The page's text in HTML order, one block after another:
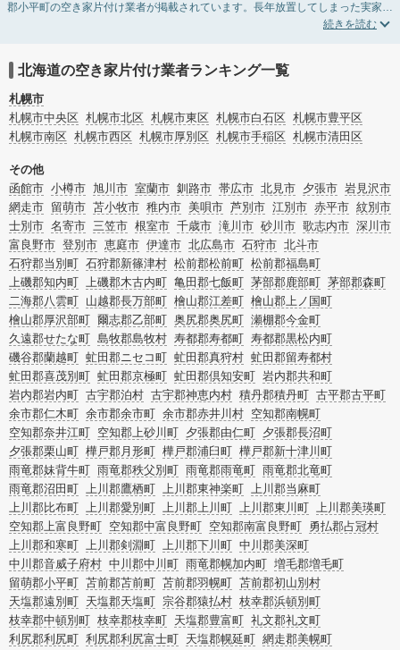
郡小平町の空き家片付け業者が掲載されています。長年放置してしまった実家の
片付けや、相続したが住む予定のない親の家の不用品の処分・回収・引き取りま
み条件を利用し検索してみましょう。
また家一軒まるごとの掃除方法・空家対策特別措置法の法改正に伴う空き家の片
付けについての情報も豊富です。
北海道の空き家片付け業者ランキング一覧
札幌市
札幌市中央区 札幌市北区 札幌市東区 札幌市白石区 札幌市豊平区
札幌市南区 札幌市西区 札幌市厚別区 札幌市手稲区 札幌市清田区
その他
函館市 小樽市 旭川市 室蘭市 釧路市 帯広市 北見市 夕張市 岩見沢市
網走市 留萌市 苫小牧市 稚内市 美唄市 芦別市 江別市 赤平市 紋別市
士別市 名寄市 三笠市 根室市 千歳市 滝川市 砂川市 歌志内市 深川市
富良野市 登別市 恵庭市 伊達市 北広島市 石狩市 北斗市
石狩郡当別町 石狩郡新篠津村 松前郡松前町 松前郡福島町
上磯郡知内町 上磯郡木古内町 亀田郡七飯町 茅部郡鹿部町 茅部郡森町
二海郡八雲町 山越郡長万部町 檜山郡江差町 檜山郡上ノ国町
檜山郡厚沢部町 爾志郡乙部町 奥尻郡奥尻町 瀬棚郡今金町
久遠郡せたな町 島牧郡島牧村 寿都郡寿都町 寿都郡黒松内町
磯谷郡蘭越町 虻田郡ニセコ町 虻田郡真狩村 虻田郡留寿都村
虻田郡喜茂別町 虻田郡京極町 虻田郡倶知安町 岩内郡共和町
岩内郡岩内町 古宇郡泊村 古宇郡神恵内村 積丹郡積丹町 古平郡古平町
余市郡仁木町 余市郡余市町 余市郡赤井川村 空知郡南幌町
空知郡奈井江町 空知郡上砂川町 夕張郡由仁町 夕張郡長沼町
夕張郡栗山町 樺戸郡月形町 樺戸郡浦臼町 樺戸郡新十津川町
雨竜郡妹背牛町 雨竜郡秩父別町 雨竜郡雨竜町 雨竜郡北竜町
雨竜郡沼田町 上川郡鷹栖町 上川郡東神楽町 上川郡当麻町
上川郡比布町 上川郡愛別町 上川郡上川町 上川郡東川町 上川郡美瑛町
空知郡上富良野町 空知郡中富良野町 空知郡南富良野町 勇払郡占冠村
上川郡和寒町 上川郡剣淵町 上川郡下川町 中川郡美深町
中川郡音威子府村 中川郡中川町 雨竜郡幌加内町 増毛郡増毛町
留萌郡小平町 苫前郡苫前町 苫前郡羽幌町 苫前郡初山別村
天塩郡遠別町 天塩郡天塩町 宗谷郡猿払村 枝幸郡浜頓別町
枝幸郡中頓別町 枝幸郡枝幸町 天塩郡豊富町 礼文郡礼文町
利尻郡利尻町 利尻郡利尻富士町 天塩郡幌延町 網走郡美幌町